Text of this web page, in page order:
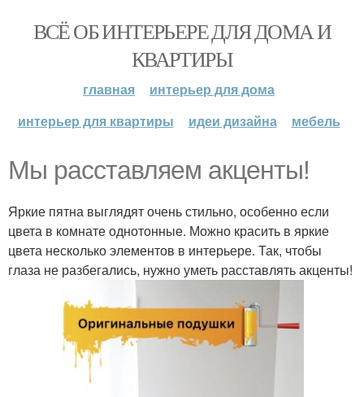
ВСЁ ОБ ИНТЕРЬЕРЕ ДЛЯ ДОМА И
КВАРТИРЫ
главная
интерьер для дома
интерьер для квартиры
идеи дизайна мебель
Мы расставляем акценты!
Яркие пятна выглядят очень стильно, особенно если
цвета в комнате однотонные. Можно красить в яркие
цвета несколько элементов в интерьере. Так, чтобы
глаза не разбегались, нужно уметь расставлять акценты!